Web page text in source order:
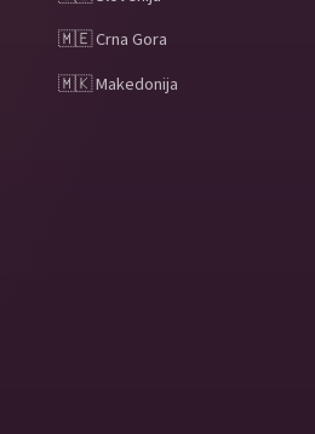
🇲🇪 Crna Gora
🇲🇰 Makedonija